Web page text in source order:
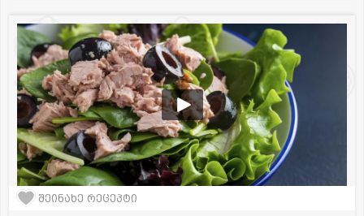
შეინახე რეცეპტი